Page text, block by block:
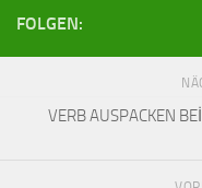
FOLGEN:
VERB AUSPACKEN